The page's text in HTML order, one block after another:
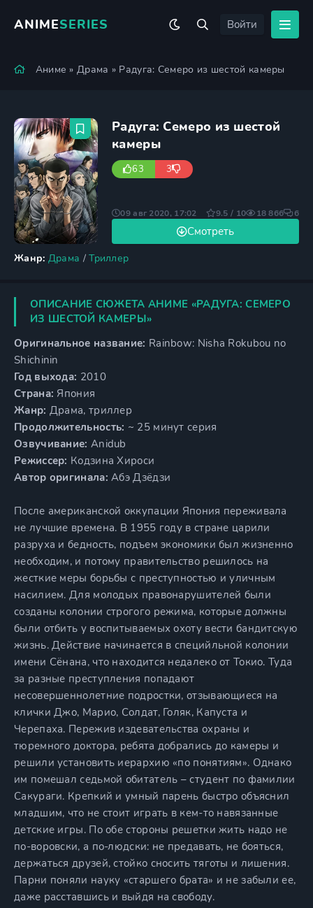
ANIMESERIES Войти
Аниме »Драма » Радуга: Семеро из шестой камеры
Радуга: Семеро из шестой
камеры
63 3
Жанр: Драма /Триллер
Смотреть
09 авг 2020, 17:02 9.5 / 10 18 866 6
ОПИСАНИЕ СЮЖЕТА АНИМЕ «РАДУГА: СЕМЕРО
ИЗ ШЕСТОЙ КАМЕРЫ»
Оригинальное название: Rainbow: Nisha Rokubou no
Shichinin
Год выхода: 2010
Страна: Япония
Жанр: Драма, триллер
Продолжительность: ~ 25 минут серия
Озвучивание: Anidub
Режиссер: Кодзина Хироси
Автор оригинала: Абэ Дзёдзи
После американской оккупации Япония переживала
не лучшие времена. В 1955 году в стране царили
разруха и бедность, подъем экономики был жизненно
необходим, и потому правительство решилось на
жесткие меры борьбы с преступностью и уличным
насилием. Для молодых правонарушителей были
созданы колонии строгого режима, которые должны
были отбить у воспитываемых охоту вести бандитскую
жизнь. Действие начинается в специйльной колонии
имени Сёнана, что находится недалеко от Токио. Туда
за разные преступления попадают
несовершеннолетние подростки, отзывающиеся на
клички Джо, Марио, Солдат, Голяк, Капуста и
Черепаха. Пережив издевательства охраны и
тюремного доктора, ребята добрались до камеры и
решили установить иерархию «по понятиям». Однако
им помешал седьмой обитатель – студент по фамилии
Сакураги. Крепкий и умный парень быстро объяснил
младшим, что не стоит играть в кем-то навязанные
детские игры. По обе стороны решетки жить надо не
по-воровски, а по-людски: не предавать, не бояться,
держаться друзей, стойко сносить тяготы и лишения.
Парни поняли науку «старшего брата» и не забыли ее,
даже расставшись и выйдя на свободу.